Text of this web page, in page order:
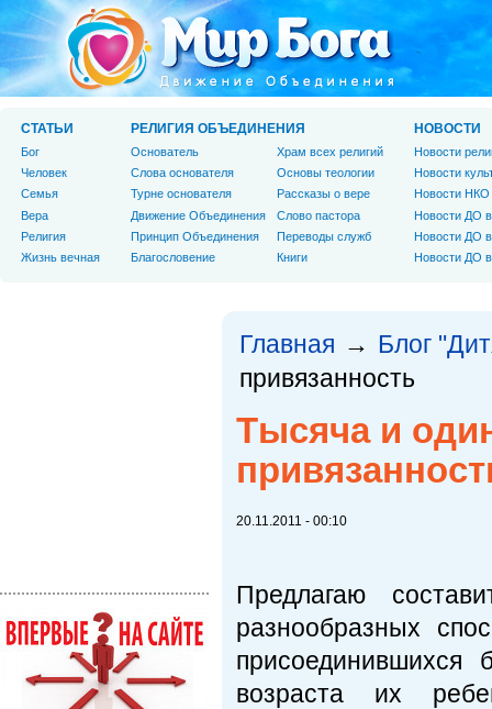
Главная → Блог
привязанность
Тысяча и
20.11.2011 - 00:10
Предлагаю
разнообразных
присоединившихся
возраста их
СТАТЬИ
Бог
Человек
Cемья
Вера
Религия
Жизнь вечная
РЕЛИГИЯ ОБЪЕДИНЕНИЯ
Основатель
Слова основателя
Турне основателя
Движение Объединения
Принцип Объединения
Благословение
Храм всех религий
Основы теологии
Рассказы о вере
Слово пастора
Переводы служб
Книги
НОВОСТИ
Новости
Новости
Новости НКО
Новости ДО
Новости ДО
Новости ДО